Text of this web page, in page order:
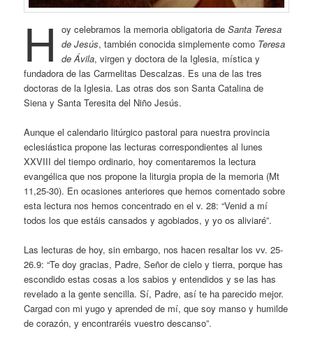
H oy celebramos la memoria obligatoria de Santa Teresa
de Jesús, también conocida simplemente como Teresa
de Ávila, virgen y doctora de la Iglesia, mística y
fundadora de las Carmelitas Descalzas. Es una de las tres
doctoras de la Iglesia. Las otras dos son Santa Catalina de
Siena y Santa Teresita del Niño Jesús.
Aunque el calendario litúrgico pastoral para nuestra provincia
eclesiástica propone las lecturas correspondientes al lunes
XXVIII del tiempo ordinario, hoy comentaremos la lectura
evangélica que nos propone la liturgia propia de la memoria (Mt
11,25-30). En ocasiones anteriores que hemos comentado sobre
esta lectura nos hemos concentrado en el v. 28: “Venid a mí
todos los que estáis cansados y agobiados, y yo os aliviaré”.
Las lecturas de hoy, sin embargo, nos hacen resaltar los vv. 25-
26.9: “Te doy gracias, Padre, Señor de cielo y tierra, porque has
escondido estas cosas a los sabios y entendidos y se las has
revelado a la gente sencilla. Sí, Padre, así te ha parecido mejor.
Cargad con mi yugo y aprended de mí, que soy manso y humilde
de corazón, y encontraréis vuestro descanso”.